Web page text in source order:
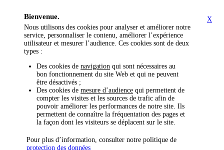
X
Bienvenue.
Nous utilisons des cookies pour analyser et améliorer notre
service, personnaliser le contenu, améliorer l’expérience
utilisateur et mesurer l’audience. Ces cookies sont de deux
types :
Des cookies de navigation qui sont nécessaires au
bon fonctionnement du site Web et qui ne peuvent
être désactivés ;
Des cookies de mesure d’audience qui permettent de
compter les visites et les sources de trafic afin de
pouvoir améliorer les performances de notre site. Ils
permettent de connaître la fréquentation des pages et
la façon dont les visiteurs se déplacent sur le site.
Pour plus d’information, consulter notre politique de
protection des données